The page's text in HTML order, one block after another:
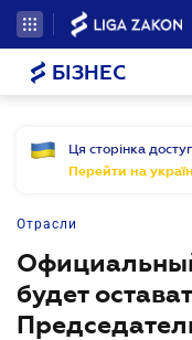
БІЗНЕС
Ця сторінка
Перейти на
Отрасли
будет